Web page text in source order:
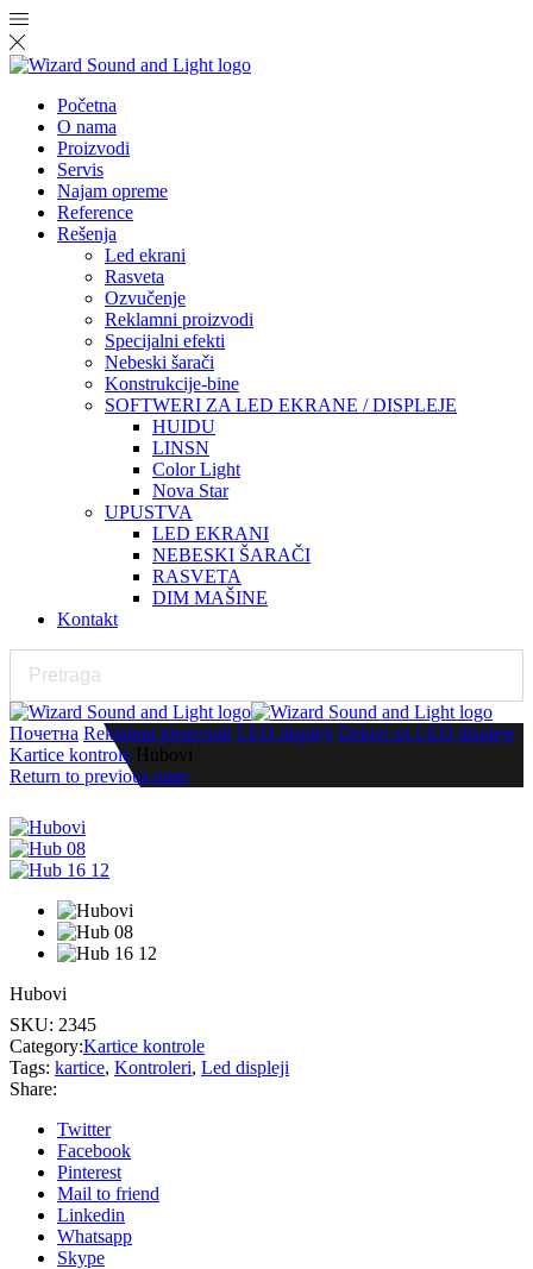
Početna
O nama
Proizvodi
Servis
Najam opreme
Reference
Rešenja
Led ekrani
Rasveta
Ozvučenje
Reklamni proizvodi
Specijalni efekti
Nebeski šarači
Konstrukcije-bine
SOFTWERI ZA LED EKRANE / DISPLEJE
HUIDU
LINSN
Color Light
Nova Star
UPUSTVA
LED EKRANI
NEBESKI ŠARAČI
RASVETA
DIM MAŠINE
Kontakt
Почетна Reklamni proizvodi LED displeji Delovi za LED displeje
Kartice kontrole Hubovi
Return to previous page
Hubovi
SKU: 2345
Category:Kartice kontrole
Tags: kartice, Kontroleri, Led displeji
Share:
Twitter
Facebook
Pinterest
Mail to friend
Linkedin
Whatsapp
Skype